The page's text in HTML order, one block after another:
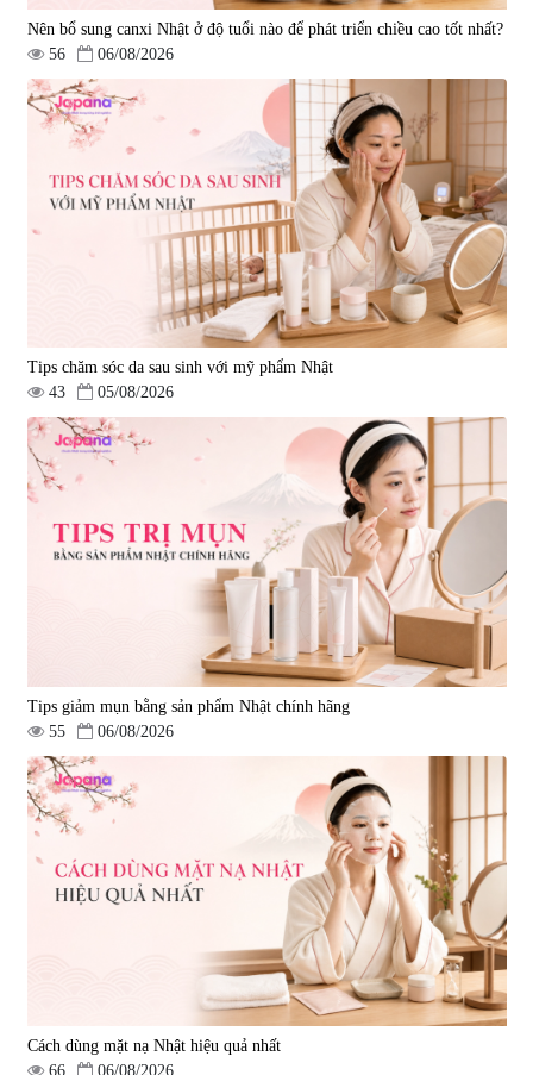
Nên bổ sung canxi Nhật ở độ tuổi nào để phát triển chiều cao tốt nhất?
56
06/08/2026
Tips chăm sóc da sau sinh với mỹ phẩm Nhật
43
05/08/2026
Tips giảm mụn bằng sản phẩm Nhật chính hãng
55
06/08/2026
Cách dùng mặt nạ Nhật hiệu quả nhất
66
06/08/2026